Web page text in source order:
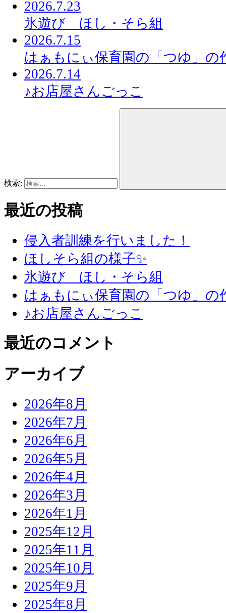
2026.7.23
氷遊び ほし・そら組
2026.7.15
はぁもにぃ保育園の「つゆ」の
2026.7.14
♪お店屋さんごっこ
検索:
最近の投稿
侵入者訓練を行いました！
ほしそら組の様子✨
氷遊び ほし・そら組
はぁもにぃ保育園の「つゆ」の
♪お店屋さんごっこ
最近のコメント
アーカイブ
2026年8月
2026年7月
2026年6月
2026年5月
2026年4月
2026年3月
2026年1月
2025年12月
2025年11月
2025年10月
2025年9月
2025年8月